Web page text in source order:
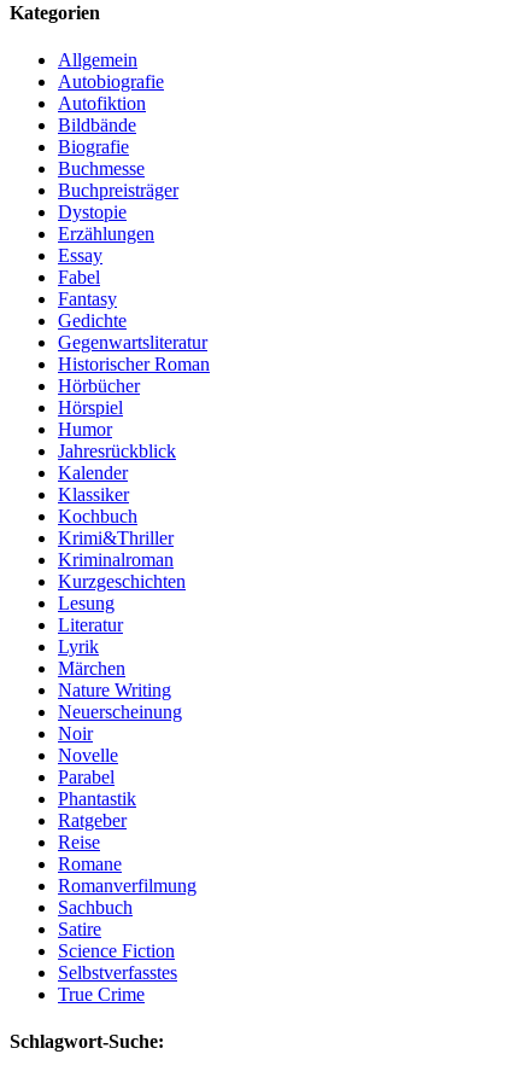
Kategorien
Allgemein
Autobiografie
Autofiktion
Bildbände
Biografie
Buchmesse
Buchpreisträger
Dystopie
Erzählungen
Essay
Fabel
Fantasy
Gedichte
Gegenwartsliteratur
Historischer Roman
Hörbücher
Hörspiel
Humor
Jahresrückblick
Kalender
Klassiker
Kochbuch
Krimi&Thriller
Kriminalroman
Kurzgeschichten
Lesung
Literatur
Lyrik
Märchen
Nature Writing
Neuerscheinung
Noir
Novelle
Parabel
Phantastik
Ratgeber
Reise
Romane
Romanverfilmung
Sachbuch
Satire
Science Fiction
Selbstverfasstes
True Crime
Schlagwort-Suche: